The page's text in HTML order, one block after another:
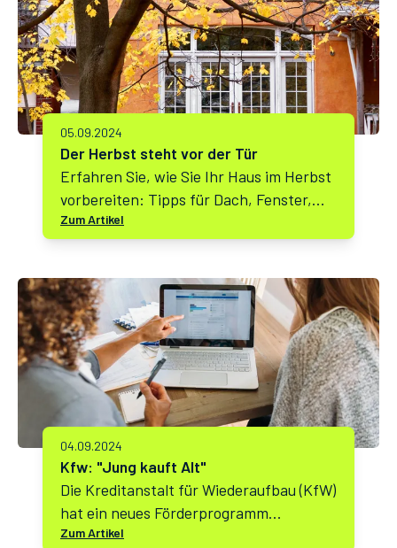
05.09.2024
Der Herbst steht vor der Tür
Erfahren Sie, wie Sie Ihr Haus im Herbst
vorbereiten: Tipps für Dach, Fenster,
Heizung und mehr, um Ihre Immobilie
winterfest zu machen und
Zum Artikel
04.09.2024
Kfw: "Jung kauft Alt"
Die Kreditanstalt für Wiederaufbau (KfW)
hat ein neues Förderprogramm
gestartet, das gezielt junge Menschen
Zum Artikel